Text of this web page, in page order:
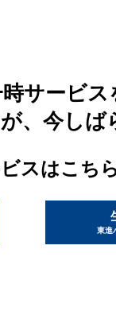
サービス
、今しば
スはこち
東進